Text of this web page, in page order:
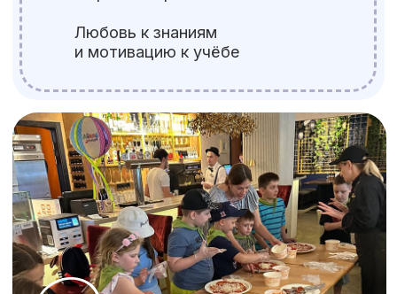
Подарите ребёнку
яркие, активные
и полезные каникулы!